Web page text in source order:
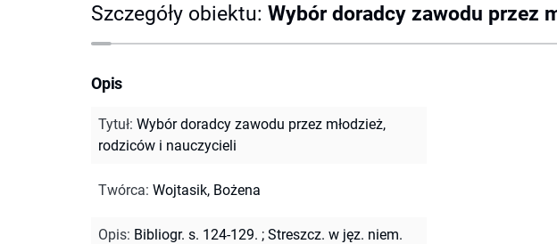
Szczegóły obiektu: Wybór doradcy zawodu przez
Opis
Tytuł: Wybór doradcy zawodu przez młodzież,
rodziców i nauczycieli
Twórca: Wojtasik, Bożena
Opis: Bibliogr. s. 124-129. ; Streszcz. w jęz. niem.